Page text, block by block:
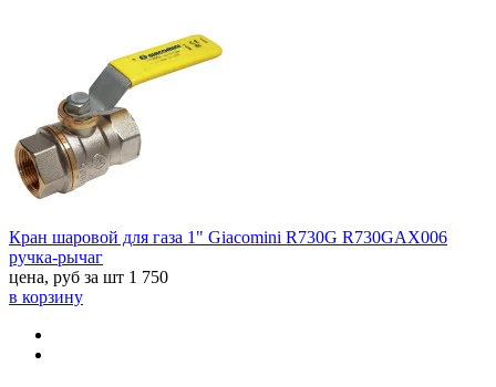
Кран шаровой для газа 1" Giacomini R730G R730GAX006
ручка-рычаг
цена, руб за шт 1 750
в корзину